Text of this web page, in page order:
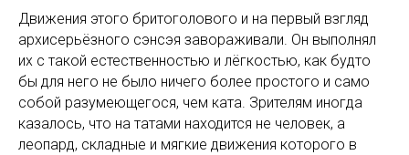
Движения этого бритоголового и на первый взгляд
архисерьёзного сэнсэя завораживали. Он выполнял
их с такой естественностью и лёгкостью, как будто
бы для него не было ничего более простого и само
собой разумеющегося, чем ката. Зрителям иногда
казалось, что на татами находится не человек, а
леопард, складные и мягкие движения которого в